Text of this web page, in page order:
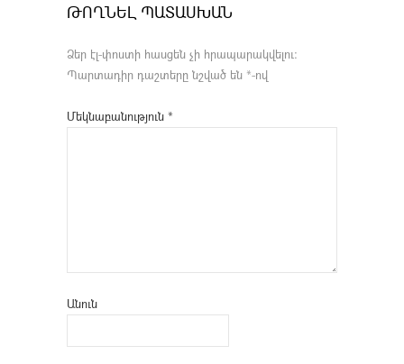
ԹՈՂՆԵԼ ՊԱՏԱՍԽԱՆ
Ձեր էլ-փոստի հասցեն չի հրապարակվելու։
Պարտադիր դաշտերը նշված են *-ով
Մեկնաբանություն *
Անուն